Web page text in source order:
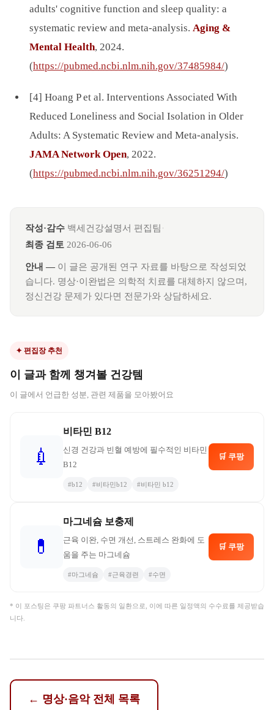
adults' cognitive function and sleep quality: a
systematic review and meta-analysis. Aging &
Mental Health, 2024.
(https://pubmed.ncbi.nlm.nih.gov/37485984/)
[4] Hoang P et al. Interventions Associated With
Reduced Loneliness and Social Isolation in Older
Adults: A Systematic Review and Meta-analysis.
JAMA Network Open, 2022.
(https://pubmed.ncbi.nlm.nih.gov/36251294/)
작성·감수 백세건강설명서 편집팀 ·
최종 검토 2026-06-06
안내 — 이 글은 공개된 연구 자료를 바탕으로 작성되었
습니다. 명상·이완법은 의학적 치료를 대체하지 않으며,
정신건강 문제가 있다면 전문가와 상담하세요.
✦ 편집장 추천
이 글과 함께 챙겨볼 건강템
이 글에서 언급한 성분, 관련 제품을 모아봤어요
💉
비타민 B12
신경 건강과 빈혈 예방에 필수적인 비타민
B12
#b12 #비타민b12 #비타민 b12
🛒 쿠팡
💊
마그네슘 보충제
근육 이완, 수면 개선, 스트레스 완화에 도
움을 주는 마그네슘
#마그네슘 #근육경련 #수면
🛒 쿠팡
* 이 포스팅은 쿠팡 파트너스 활동의 일환으로, 이에 따른 일정액의 수수료를 제공받습
니다.
← 명상·음악전체 목록